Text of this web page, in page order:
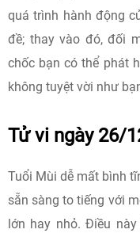
quá trình hành động
đề; thay vào đó, đối
chốc bạn có thể phát
không tuyệt vời như
Tử vi ngày 26/
Tuổi Mùi dễ mất bình
sẵn sàng to tiếng với
lớn hay nhỏ. Điều